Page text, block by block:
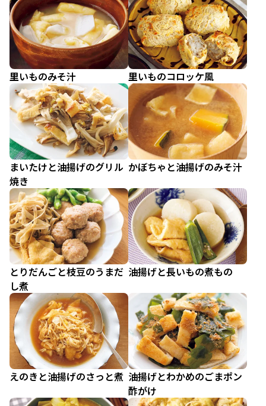
里いものみそ汁 里いものコロッケ風
まいたけと油揚げのグリル
焼き
かぼちゃと油揚げのみそ汁
とりだんごと枝豆のうまだ
し煮
油揚げと長いもの煮もの
えのきと油揚げのさっと煮 油揚げとわかめのごまポン
酢がけ